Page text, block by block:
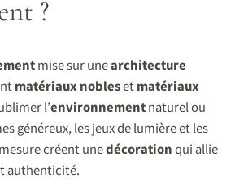
?
mise sur unearchitecture
matériaux noblesetmatériaux
l’environnementnaturel ou
généreux, les jeux de lumière et les
créent unedécorationqui allie
authenticité.